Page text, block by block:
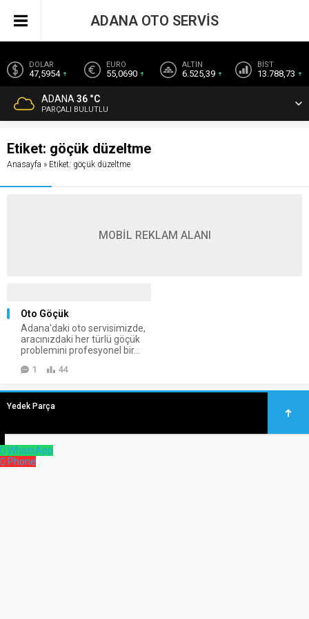
DOLAR
47,5954
EURO
55,0690
ALTIN
6.525,39
BİST
13.788,73
ADANA 36 °C
PARÇALI BULUTLU
ADANA OTO SERVİS
Etiket: göçük düzeltme
Anasayfa » Etiket: göçük düzeltme
MOBİL REKLAM ALANI
Oto Göçük
Adana'daki oto servisimizde,
aracınızdaki her türlü göçük
problemini profesyonel bir...
1 44
Yedek Parça
WhatsApp
Phone